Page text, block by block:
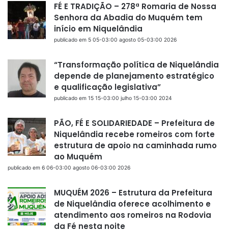
FÉ E TRADIÇÃO – 278ª Romaria de Nossa
Senhora da Abadia do Muquém tem
início em Niquelândia
publicado em 5 05-03:00 agosto 05-03:00 2026
“Transformação política de Niquelândia
depende de planejamento estratégico
e qualificação legislativa”
publicado em 15 15-03:00 julho 15-03:00 2024
PÃO, FÉ E SOLIDARIEDADE – Prefeitura de
Niquelândia recebe romeiros com forte
estrutura de apoio na caminhada rumo
ao Muquém
publicado em 6 06-03:00 agosto 06-03:00 2026
MUQUÉM 2026 – Estrutura da Prefeitura
de Niquelândia oferece acolhimento e
atendimento aos romeiros na Rodovia
da Fé nesta noite